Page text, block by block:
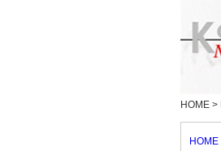
HOME >
HOME